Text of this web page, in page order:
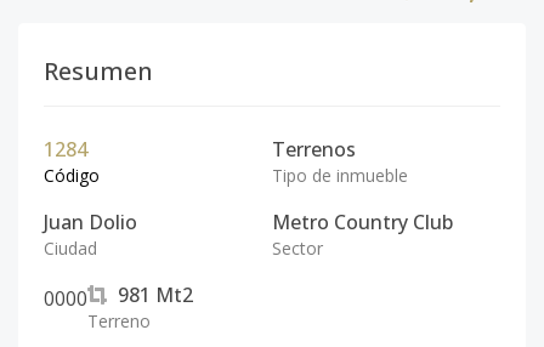
Resumen
1284
Código
Terrenos
Tipo de inmueble
Juan Dolio
Ciudad
Metro Country Club
Sector
0000 981 Mt2
Terreno